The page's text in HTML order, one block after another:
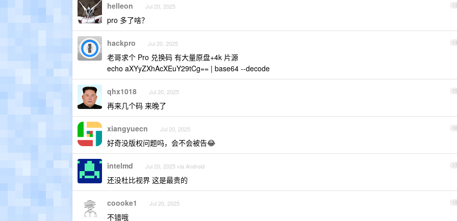
13
helleon Jul 20, 2025
pro 多了啥？
14
hackpro Jul 20, 2025
老哥求个 Pro 兑换码 有大量原盘+4k 片源
echo aXYyZXhAcXEuY29tCg== | base64 --decode
15
qhx1018 Jul 20, 2025
再来几个码 来晚了
16
xiangyuecn Jul 20, 2025
好奇没版权问题吗，会不会被告😂
17
intelmd Jul 20, 2025 via Android
还没杜比视界 这是最贵的
18
coooke1 Jul 20, 2025
不错哦